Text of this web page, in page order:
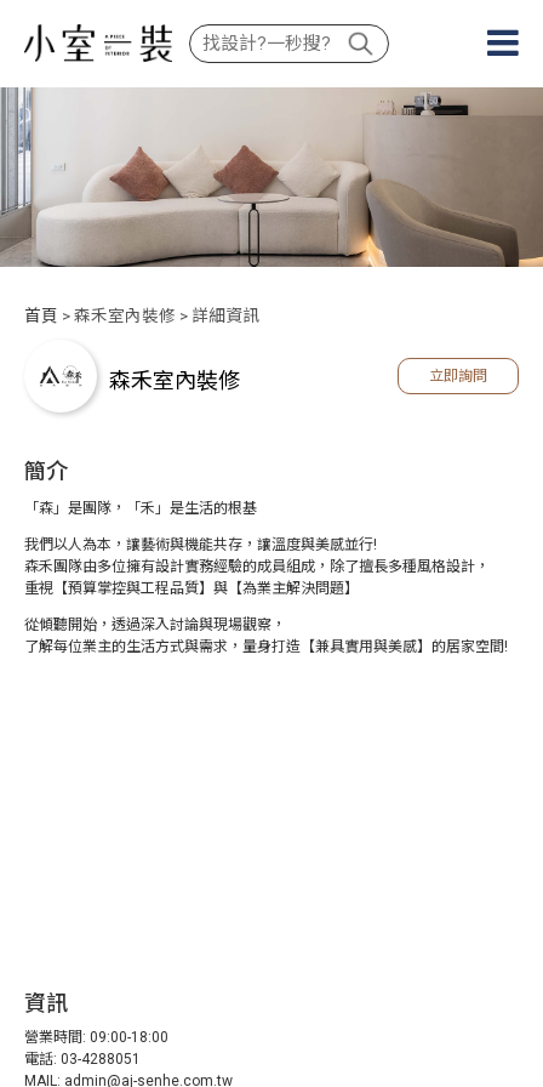
首頁 > 森禾室內裝修 > 詳細資訊
森禾室內裝修 立即詢問
簡介
「森」是團隊，「禾」是生活的根基
我們以人為本，讓藝術與機能共存，讓溫度與美感並行!
森禾團隊由多位擁有設計實務經驗的成員組成，除了擅長多種風格設計，
重視【預算掌控與工程品質】與【為業主解決問題】
從傾聽開始，透過深入討論與現場觀察，
了解每位業主的生活方式與需求，量身打造【兼具實用與美感】的居家空間!
資訊
營業時間: 09:00-18:00
電話: 03-4288051
MAIL: admin@aj-senhe.com.tw